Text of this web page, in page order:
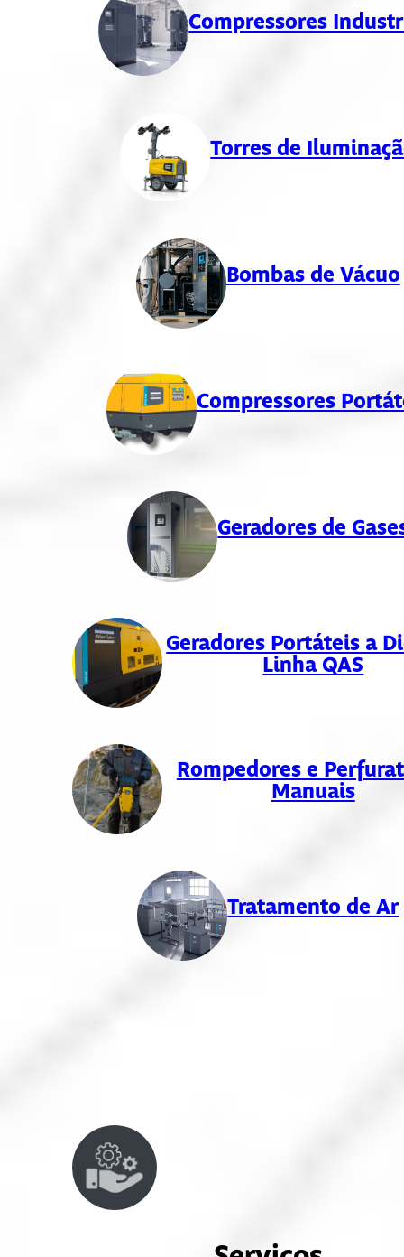
Compressores
Torres de
Bombas de Vácuo
Compressores
Geradores de
Geradores Portáteis a
Linha QAS
Rompedores e
Manuais
Tratamento de Ar